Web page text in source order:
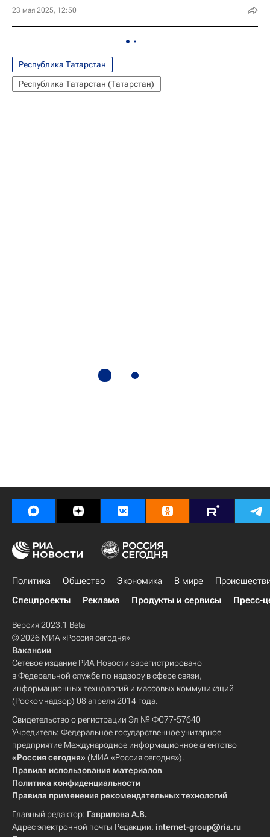
23 мая 2025, 12:50
Республика Татарстан
Республика Татарстан (Татарстан)
Политика Общество Экономика В мире
Спецпроекты
Реклама Продукты и сервисы Пресс-
Версия 2023.1 Beta
© 2026 МИА «Россия сегодня»
Вакансии
Сетевое издание РИА Новости зарегистрировано
в Федеральной службе по надзору в сфере связи,
информационных технологий и массовых коммуникаций
(Роскомнадзор) 08 апреля 2014 года.
Свидетельство о регистрации Эл № ФС77-57640
Учредитель: Федеральное государственное унитарное
предприятие Международное информационное агентство
«Россия сегодня» (МИА «Россия сегодня»).
Правила использования материалов
Политика конфиденциальности
Правила применения рекомендательных технологий
Главный редактор: Гаврилова А.В.
Адрес электронной почты Редакции: internet-group@ria.ru